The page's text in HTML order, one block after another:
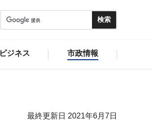
ビジネス 市政情報
最終更新日 2021年6月7日